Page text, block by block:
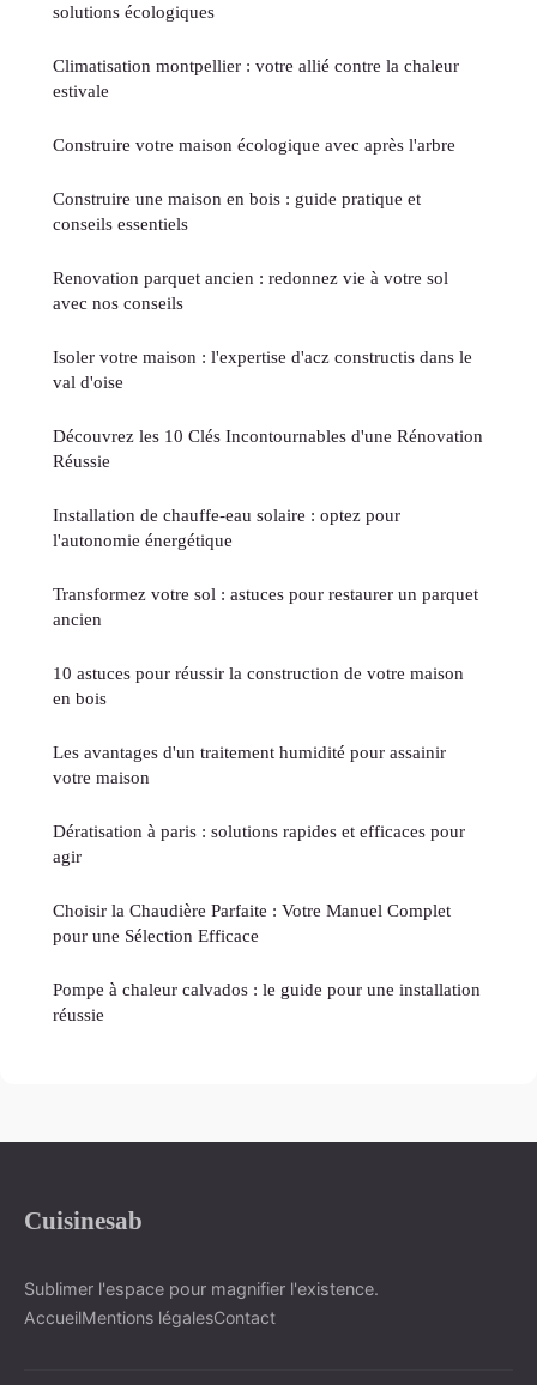
solutions écologiques
Climatisation montpellier : votre allié contre la chaleur
estivale
Construire votre maison écologique avec après l'arbre
Construire une maison en bois : guide pratique et
conseils essentiels
Renovation parquet ancien : redonnez vie à votre sol
avec nos conseils
Isoler votre maison : l'expertise d'acz constructis dans le
val d'oise
Découvrez les 10 Clés Incontournables d'une Rénovation
Réussie
Installation de chauffe-eau solaire : optez pour
l'autonomie énergétique
Transformez votre sol : astuces pour restaurer un parquet
ancien
10 astuces pour réussir la construction de votre maison
en bois
Les avantages d'un traitement humidité pour assainir
votre maison
Dératisation à paris : solutions rapides et efficaces pour
agir
Choisir la Chaudière Parfaite : Votre Manuel Complet
pour une Sélection Efficace
Pompe à chaleur calvados : le guide pour une installation
réussie
Cuisinesab
Sublimer l'espace pour magnifier l'existence.
AccueilMentions légalesContact